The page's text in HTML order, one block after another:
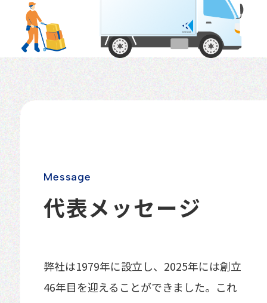
会社案内
採用案内
Message
代表メッセージ
弊社は1979年に設立し、2025年には創立
46年目を迎えることができました。これ